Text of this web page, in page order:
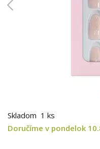
Skladom 1 ks
Doručíme v pondelok